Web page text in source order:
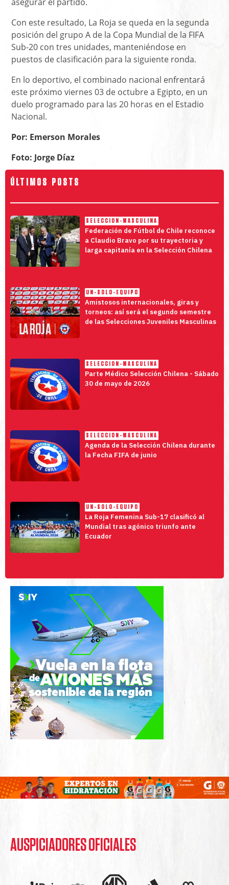
asegurar el partido.
Con este resultado, La Roja se queda en la segunda
posición del grupo A de la Copa Mundial de la FIFA
Sub-20 con tres unidades, manteniéndose en
puestos de clasificación para la siguiente ronda.
En lo deportivo, el combinado nacional enfrentará
este próximo viernes 03 de octubre a Egipto, en un
duelo programado para las 20 horas en el Estadio
Nacional.
Por: Emerson Morales
Foto: Jorge Díaz
ÚLTIMOS POSTS
SELECCION-MASCULINA
Federación de Fútbol de Chile reconoce
a Claudio Bravo por su trayectoria y
larga capitanía en la Selección Chilena
UN-SOLO-EQUIPO
Amistosos internacionales, giras y
torneos: así será el segundo semestre
de las Selecciones Juveniles Masculinas
SELECCION-MASCULINA
Parte Médico Selección Chilena - Sábado
30 de mayo de 2026
SELECCION-MASCULINA
Agenda de la Selección Chilena durante
la Fecha FIFA de junio
UN-SOLO-EQUIPO
La Roja Femenina Sub-17 clasificó al
Mundial tras agónico triunfo ante
Ecuador
AUSPICIADORES OFICIALES